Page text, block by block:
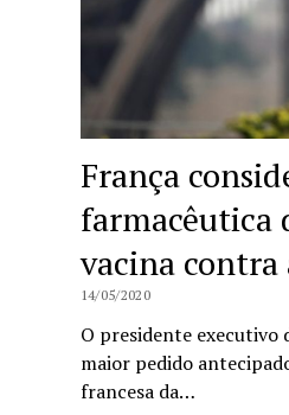
França
farmacêutica
vacina contra
14/05/2020
O presidente executivo
maior pedido
francesa da…